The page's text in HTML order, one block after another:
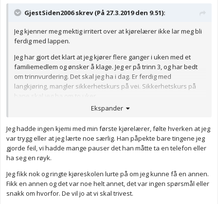
GjestSiden2006 skrev (På 27.3.2019 den 9.51):
Jeg kjenner meg mektig irritert over at kjørelærer ikke lar meg bli
ferdig med lappen.
Jeg har gjort det klart at jeg kjører flere ganger i uken med et
familiemedlem og ønsker å klage. Jeg er på trinn 3, og har bedt
om trinnvurdering. Det skal jeg ha i dag. Er ferdig med
langkjøring, mangler sikkerhetskurs på vei. Sikkerhetskurs på
bane skal jeg ha om to uker.
Hvor mange uker skal det gå? Jeg er 38 år, og har hatt kjøretimer
som vil ha lappen før sommeren. Da blir jeg sikkert ikke prioritert
å må vente...fader jeg er så lei.
Hvorfor drøyer de så innmari? Hvordan går jeg frem for å få satt
Jeg kjører bra sier han, ikke noe å utsette, etter hver time. Jeg
kjører selvstendig, lærer sier bare hvor jeg skal, så jeg følger alle
Ekspander
Jeg hadde ingen kjemi med min første kjørelærer, følte hverken at jeg
var trygg eller at jeg lærte noe særlig. Han påpekte bare tingene jeg
gjorde feil, vi hadde mange pauser det han måtte ta en telefon eller
ha seg en røyk.
Jeg fikk nok og ringte kjøreskolen lurte på om jeg kunne få en annen.
Fikk en annen og det var noe helt annet, det var ingen spørsmål eller
snakk om hvorfor. De vil jo at vi skal trivest.